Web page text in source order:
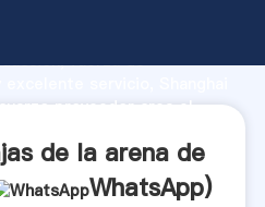
fuerza de
proveedor crea el
de la arena de
WhatsApp)